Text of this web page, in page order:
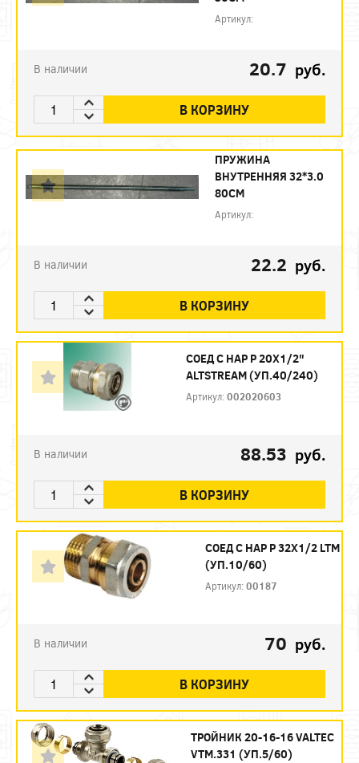
Артикул:
В наличии 20.7 руб.
В КОРЗИНУ
ПРУЖИНА
ВНУТРЕННЯЯ 32*3.0
80СМ
Артикул:
В наличии 22.2 руб.
В КОРЗИНУ
СОЕД С НАР Р 20Х1/2"
ALTSTREAM (УП.40/240)
Артикул:002020603
В наличии 88.53 руб.
В КОРЗИНУ
СОЕД С НАР Р 32Х1/2 LTM
(УП.10/60)
Артикул:00187
В наличии 70 руб.
В КОРЗИНУ
ТРОЙНИК 20-16-16 VALTEC
VTM.331 (УП.5/60)